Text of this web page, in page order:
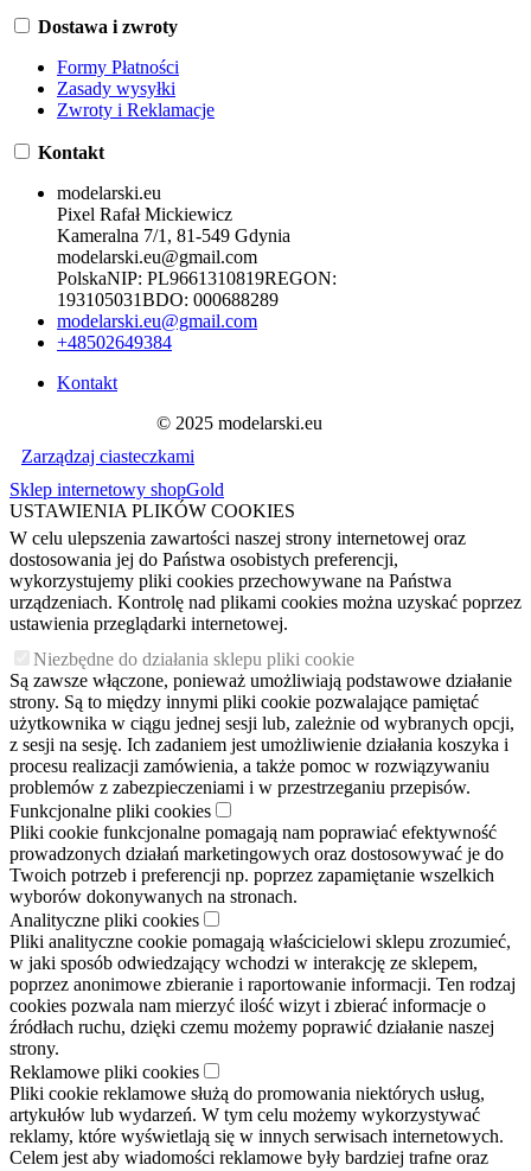
Dostawa i zwroty
Formy Płatności
Zasady wysyłki
Zwroty i Reklamacje
Kontakt
modelarski.eu
Pixel Rafał Mickiewicz
Kameralna 7/1, 81-549 Gdynia
modelarski.eu@gmail.com
PolskaNIP: PL9661310819REGON:
193105031BDO: 000688289
modelarski.eu@gmail.com
+48502649384
Kontakt
© 2025 modelarski.eu
Zarządzaj ciasteczkami
Sklep internetowy shopGold
USTAWIENIA PLIKÓW COOKIES
W celu ulepszenia zawartości naszej strony internetowej oraz
dostosowania jej do Państwa osobistych preferencji,
wykorzystujemy pliki cookies przechowywane na Państwa
urządzeniach. Kontrolę nad plikami cookies można uzyskać poprzez
ustawienia przeglądarki internetowej.
Niezbędne do działania sklepu pliki cookie
Są zawsze włączone, ponieważ umożliwiają podstawowe działanie
strony. Są to między innymi pliki cookie pozwalające pamiętać
użytkownika w ciągu jednej sesji lub, zależnie od wybranych opcji,
z sesji na sesję. Ich zadaniem jest umożliwienie działania koszyka i
procesu realizacji zamówienia, a także pomoc w rozwiązywaniu
problemów z zabezpieczeniami i w przestrzeganiu przepisów.
Funkcjonalne pliki cookies
Pliki cookie funkcjonalne pomagają nam poprawiać efektywność
prowadzonych działań marketingowych oraz dostosowywać je do
Twoich potrzeb i preferencji np. poprzez zapamiętanie wszelkich
wyborów dokonywanych na stronach.
Analityczne pliki cookies
Pliki analityczne cookie pomagają właścicielowi sklepu zrozumieć,
w jaki sposób odwiedzający wchodzi w interakcję ze sklepem,
poprzez anonimowe zbieranie i raportowanie informacji. Ten rodzaj
cookies pozwala nam mierzyć ilość wizyt i zbierać informacje o
źródłach ruchu, dzięki czemu możemy poprawić działanie naszej
strony.
Reklamowe pliki cookies
Pliki cookie reklamowe służą do promowania niektórych usług,
artykułów lub wydarzeń. W tym celu możemy wykorzystywać
reklamy, które wyświetlają się w innych serwisach internetowych.
Celem jest aby wiadomości reklamowe były bardziej trafne oraz